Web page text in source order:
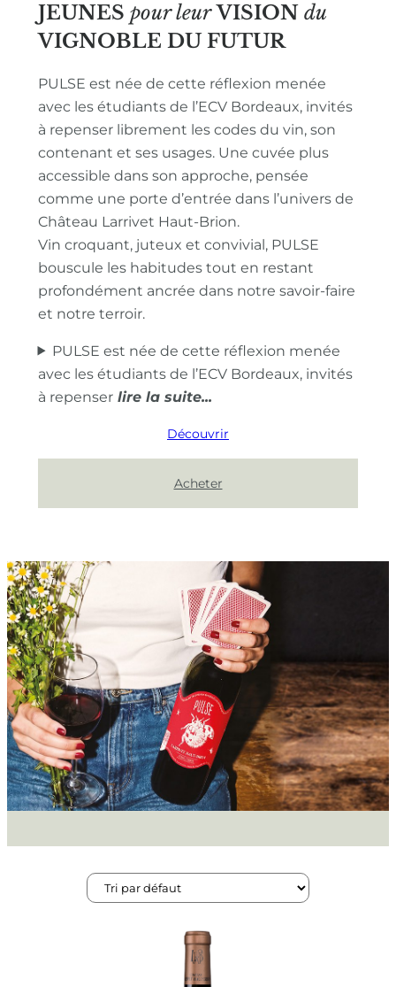
JEUNES pour leur VISION du
VIGNOBLE DU FUTUR
PULSE est née de cette réflexion menée
avec les étudiants de l’ECV Bordeaux, invités
à repenser librement les codes du vin, son
contenant et ses usages. Une cuvée plus
accessible dans son approche, pensée
comme une porte d’entrée dans l’univers de
Château Larrivet Haut-Brion.
Vin croquant, juteux et convivial, PULSE
bouscule les habitudes tout en restant
profondément ancrée dans notre savoir-faire
et notre terroir.
PULSE est née de cette réflexion menée
avec les étudiants de l’ECV Bordeaux, invités
à repenser
Découvrir
Acheter